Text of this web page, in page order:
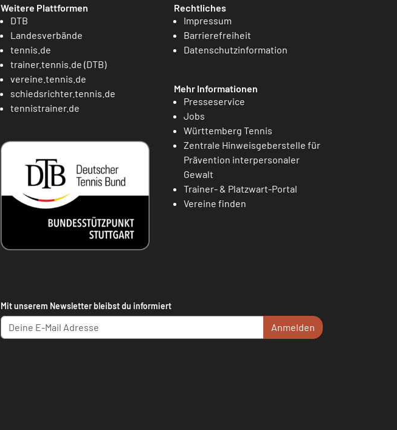
Weitere Plattformen
DTB
Landesverbände
tennis.de
trainer.tennis.de (DTB)
vereine.tennis.de
schiedsrichter.tennis.de
tennistrainer.de
Rechtliches
Impressum
Barrierefreiheit
Datenschutzinformation
Mehr Informationen
Presseservice
Jobs
Württemberg Tennis
Zentrale Hinweisgeberstelle für
Prävention interpersonaler
Gewalt
Trainer- & Platzwart-Portal
Vereine finden
Mit unserem Newsletter bleibst du informiert
Anmelden